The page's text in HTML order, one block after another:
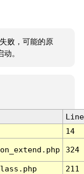
败，可能的原
。
Line
14
324
211